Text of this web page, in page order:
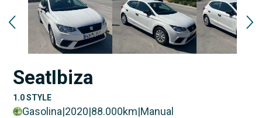
SeatIbiza
1.0 STYLE
Gasolina|2020|88.000km|Manual